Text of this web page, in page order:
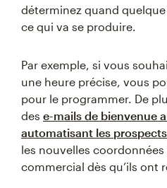
déterminez quand
ce qui va se produire.
Par exemple, si vous
une heure précise, vous
pour le programmer. De
des e-mails de bienvenue
automatisant les
les nouvelles
commercial dès qu’ils ont